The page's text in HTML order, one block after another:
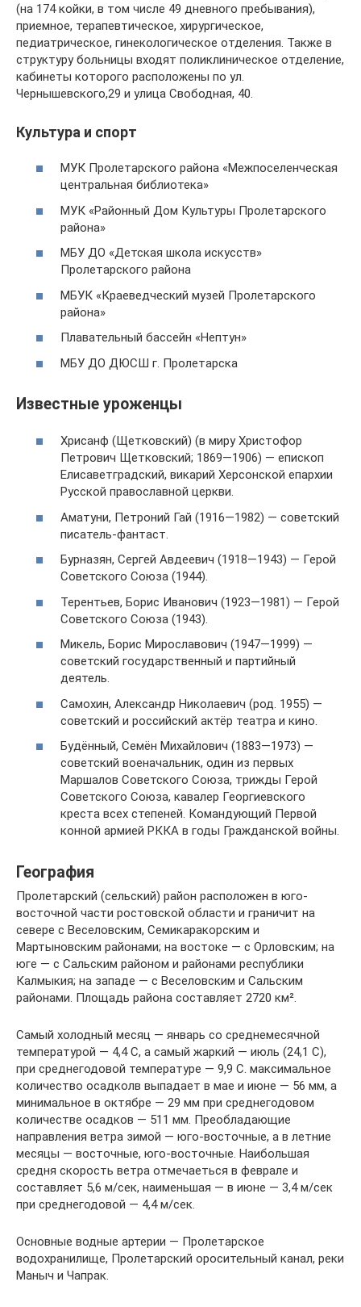
(на 174 койки, в том числе 49 дневного пребывания),
приемное, терапевтическое, хирургическое,
педиатрическое, гинекологическое отделения. Также в
структуру больницы входят поликлиническое отделение,
кабинеты которого расположены по ул.
Чернышевского,29 и улица Свободная, 40.
Культура и спорт
МУК Пролетарского района «Межпоселенческая
центральная библиотека»
МУК «Районный Дом Культуры Пролетарского
района»
МБУ ДО «Детская школа искусств»
Пролетарского района
МБУК «Краеведческий музей Пролетарского
района»
Плавательный бассейн «Нептун»
МБУ ДО ДЮСШ г. Пролетарска
Известные уроженцы
Хрисанф (Щетковский) (в миру Христофор
Петрович Щетковский; 1869—1906) — епископ
Елисаветградский, викарий Херсонской епархии
Русской православной церкви.
Аматуни, Петроний Гай (1916—1982) — советский
писатель-фантаст.
Бурназян, Сергей Авдеевич (1918—1943) — Герой
Советского Союза (1944).
Терентьев, Борис Иванович (1923—1981) — Герой
Советского Союза (1943).
Микель, Борис Мирославович (1947—1999) —
советский государственный и партийный
деятель.
Самохин, Александр Николаевич (род. 1955) —
советский и российский актёр театра и кино.
Будённый, Семён Михайлович (1883—1973) —
советский военачальник, один из первых
Маршалов Советского Союза, трижды Герой
Советского Союза, кавалер Георгиевского
креста всех степеней. Командующий Первой
конной армией РККА в годы Гражданской войны.
География
Пролетарский (сельский) район расположен в юго-
восточной части ростовской области и граничит на
севере с Веселовским, Семикаракорским и
Мартыновским районами; на востоке — с Орловским; на
юге — с Сальским районом и районами республики
Калмыкия; на западе — с Веселовским и Сальским
районами. Площадь района составляет 2720 км².
Cамый холодный месяц — январь со среднемесячной
температурой — 4,4 С, а самый жаркий — июль (24,1 С),
при среднегодовой температуре — 9,9 С. максимальное
количество осадколв выпадает в мае и июне — 56 мм, а
минимальное в октябре — 29 мм при среднегодовом
количестве осадков — 511 мм. Преобладающие
направления ветра зимой — юго-восточные, а в летние
месяцы — восточные, юго-восточные. Наибольшая
средня скорость ветра отмечаеться в феврале и
составляет 5,6 м/сек, наименьшая — в июне — 3,4 м/сек
при среднегодовой — 4,4 м/сек.
Основные водные артерии — Пролетарское
водохранилище, Пролетарский оросительный канал, реки
Маныч и Чапрак.